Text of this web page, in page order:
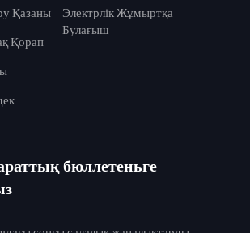
Қазаны
Қорап
Электрлік Жұмыртқа
Булағыш
бюллетеньге